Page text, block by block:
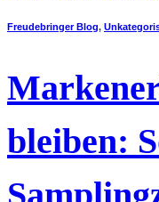
Freudebringer Blog,
bleiben: